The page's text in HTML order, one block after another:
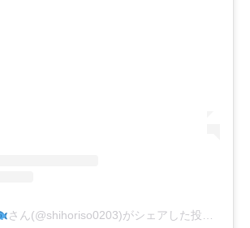
さん(@shihoriso0203)がシェアした投稿